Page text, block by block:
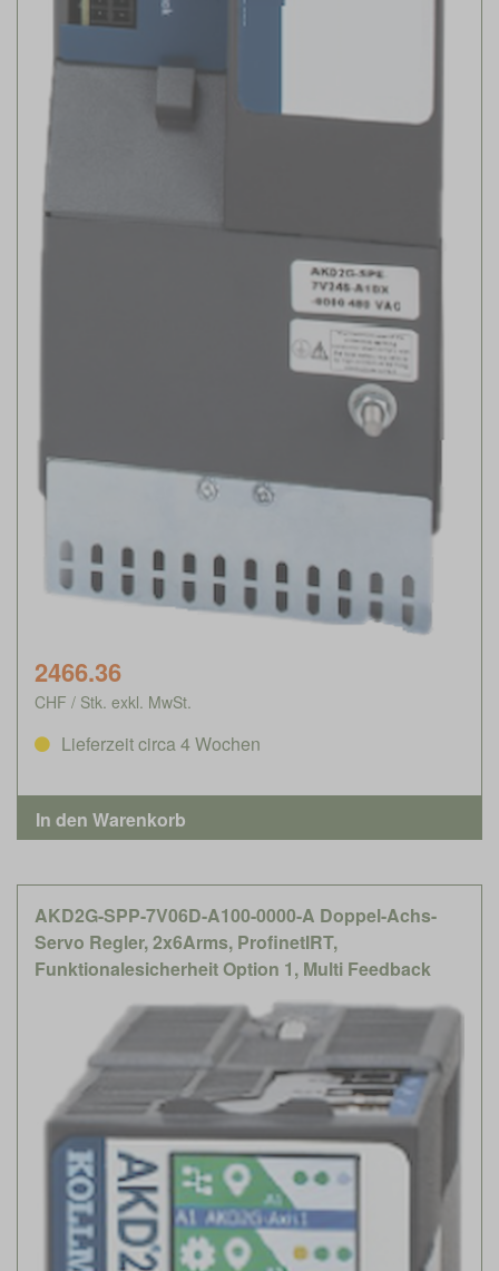
2466.36
CHF / Stk. exkl. MwSt.
Lieferzeit circa 4 Wochen
AKD2G-SPP-7V06D-A100-0000-A Doppel-Achs-
Servo Regler, 2x6Arms, ProfinetIRT,
Funktionalesicherheit Option 1, Multi Feedback